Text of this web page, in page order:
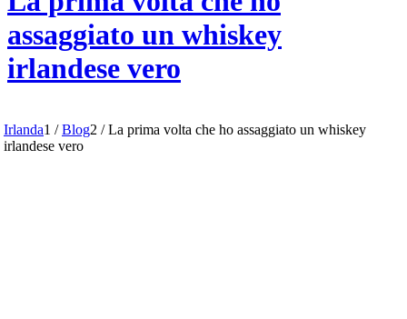
assaggiato un whiskey
irlandese vero
Irlanda1 / Blog2 / La prima volta che ho assaggiato un whiskey
irlandese vero